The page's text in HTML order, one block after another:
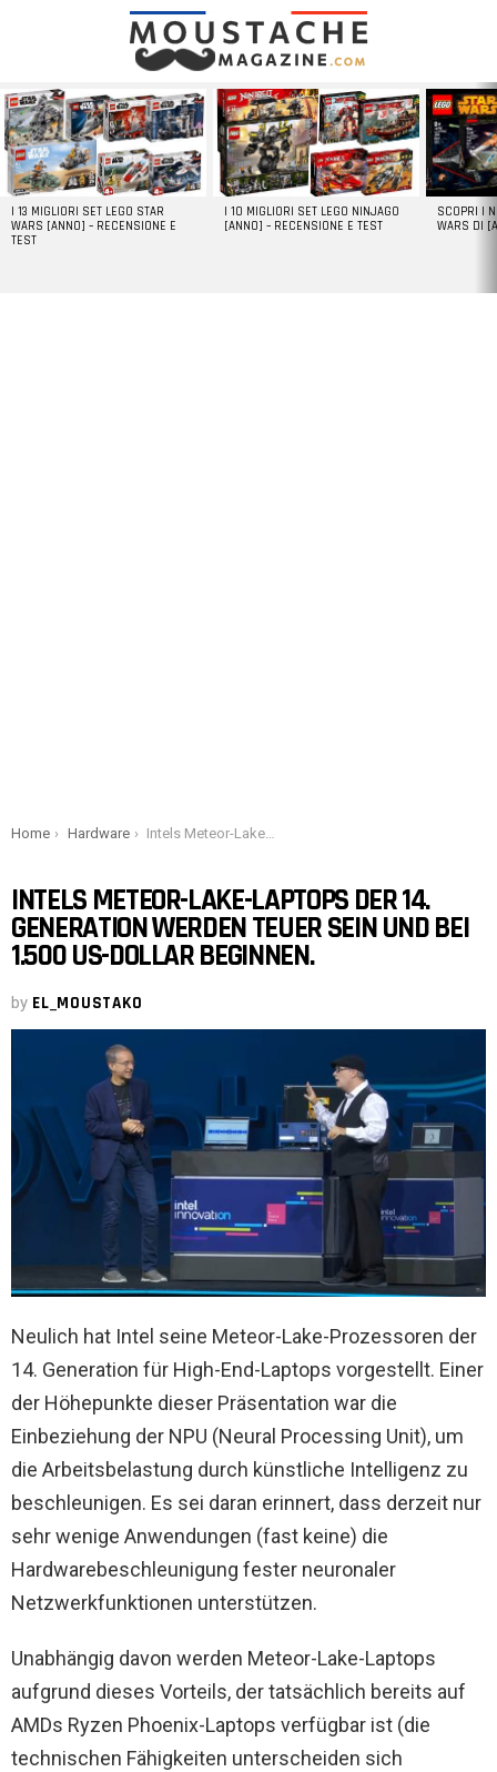
LATEST
STORIES
I 13 MIGLIORI SET LEGO STAR
WARS [ANNO] – RECENSIONE E
TEST
I 10 MIGLIORI SET LEGO NINJAGO
[ANNO] – RECENSIONE E TEST
SCOPRI I
WARS DI
You are here:
Home Hardware Intels Meteor-Lake-Laptops der 14. Generation werden teuer sein und bei 1.500 US-Dollar beginnen.
INTELS METEOR-LAKE-LAPTOPS DER 14.
GENERATION WERDEN TEUER SEIN UND BEI
1.500 US-DOLLAR BEGINNEN.
by EL_MOUSTAKO
Neulich hat Intel seine Meteor-Lake-Prozessoren der
14. Generation für High-End-Laptops vorgestellt. Einer
der Höhepunkte dieser Präsentation war die
Einbeziehung der NPU (Neural Processing Unit), um
die Arbeitsbelastung durch künstliche Intelligenz zu
beschleunigen. Es sei daran erinnert, dass derzeit nur
sehr wenige Anwendungen (fast keine) die
Hardwarebeschleunigung fester neuronaler
Netzwerkfunktionen unterstützen.
Unabhängig davon werden Meteor-Lake-Laptops
aufgrund dieses Vorteils, der tatsächlich bereits auf
AMDs Ryzen Phoenix-Laptops verfügbar ist (die
technischen Fähigkeiten unterscheiden sich